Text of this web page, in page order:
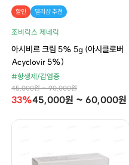
할인 델리샵 추천
조비락스 제네릭
아시비르 크림 5% 5g (아시클로버
Acyclovir 5%)
#항생제/감염증
45,000원 ~ 90,000원
33%45,000원 ~ 60,000원